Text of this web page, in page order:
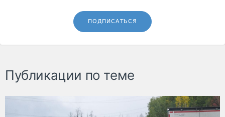
ПОДПИСАТЬСЯ
Публикации по теме